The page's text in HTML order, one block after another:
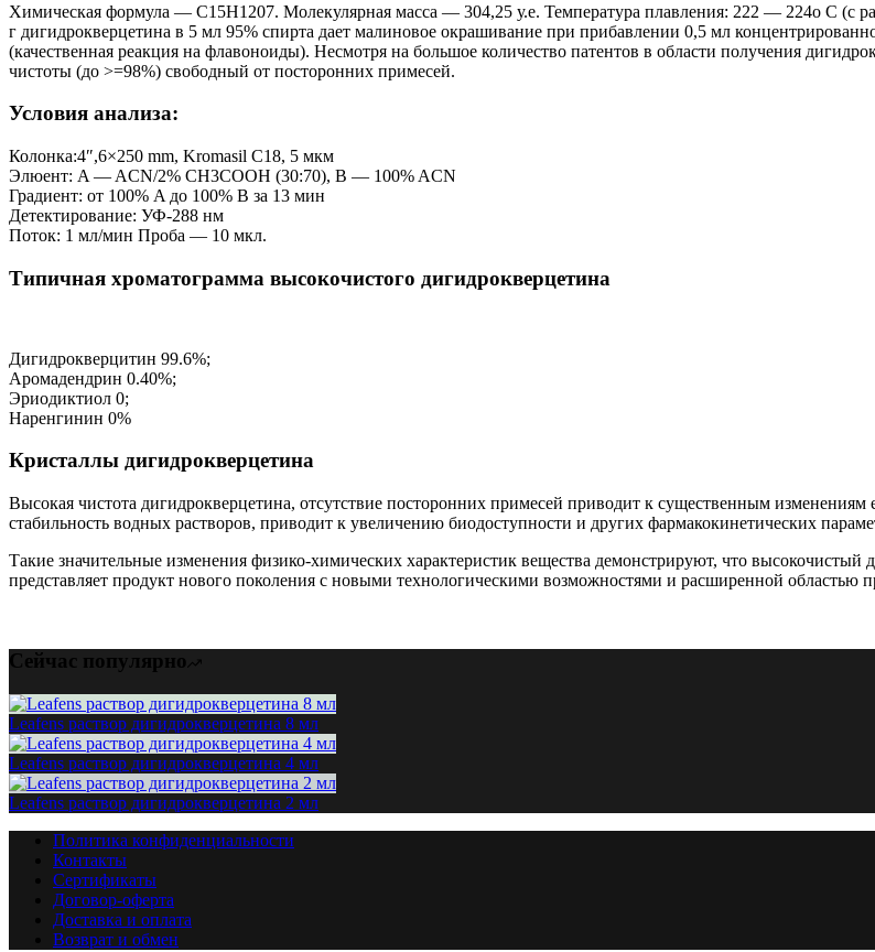
Химическая формула — С15Н1207. Молекулярная масса — 304,25 у.е. Температура плавления: 222 — 224о С (с
г дигидрокверцетина в 5 мл 95% спирта дает малиновое окрашивание при прибавлении 0,5 мл
(качественная реакция на флавоноиды). Несмотря на большое количество патентов в области получения
чистоты (до >=98%) свободный от посторонних примесей.
Условия анализа:
Колонка:4″,6×250 mm, Kromasil C18, 5 мкм
Элюент: A — ACN/2% CH3COOH (30:70), B — 100% ACN
Градиент: от 100% A до 100% B за 13 мин
Детектирование: УФ-288 нм
Поток: 1 мл/мин Проба — 10 мкл.
Типичная хроматограмма высокочистого дигидрокверцетина
Дигидрокверцитин 99.6%;
Аромадендрин 0.40%;
Эриодиктиол 0;
Наренгинин 0%
Кристаллы дигидрокверцетина
Высокая чистота дигидрокверцетина, отсутствие посторонних примесей приводит к существенным
стабильность водных растворов, приводит к увеличению биодоступности и других фармакокинетических
Такие значительные изменения физико-химических характеристик вещества демонстрируют, что
представляет продукт нового поколения с новыми технологическими возможностями и расширенной областью
Сейчас популярно
Leafens раствор дигидрокверцетина 8 мл
Leafens раствор дигидрокверцетина 4 мл
Leafens раствор дигидрокверцетина 2 мл
Политика конфиденциальности
Контакты
Сертификаты
Договор-оферта
Доставка и оплата
Возврат и обмен